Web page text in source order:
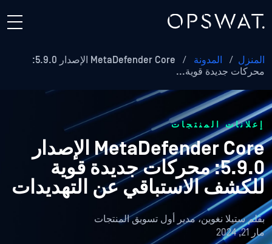
المنزل / المدونة /
MetaDefender Core الإصدار 5.9.0:
محركات جديدة قوية...
إعلانات المنتجات
MetaDefender Core الإصدار
5.9.0: محركات جديدة قوية
للكشف الاستباقي عن التهديدات
بقلمستيلا نغوين، مدير أول تسويق المنتجات
مار 21, 2024